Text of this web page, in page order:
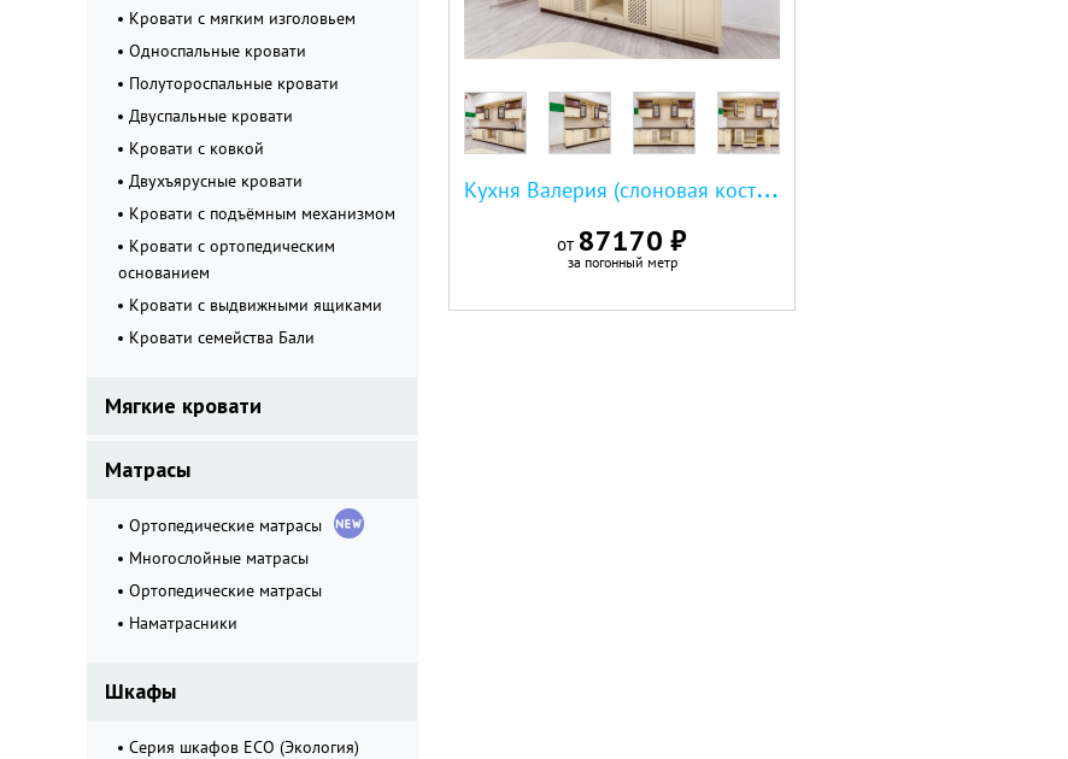
Кровати с мягким изголовьем
Односпальные кровати
Полутороспальные кровати
Двуспальные кровати
Кровати с ковкой
Двухъярусные кровати
Кровати с подъёмным механизмом
Кровати с ортопедическим
основанием
Кровати с выдвижными ящиками
Кровати семейства Бали
Мягкие кровати
Матрасы
Ортопедические матрасы
Многослойные матрасы
Ортопедические матрасы
Наматрасники
Шкафы
Серия шкафов ECO (Экология)
К
ухня Валерия (слоновая кость + коричневая эмаль)
от 87170 ₽
за погонный метр